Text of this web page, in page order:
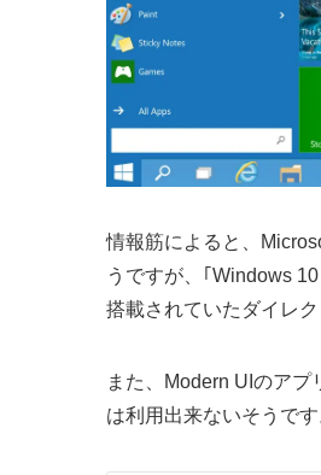
情報筋によると、
うですが、｢Windows
搭載されていたダイレ
また、Modern UIのア
は利用出来ないそうです